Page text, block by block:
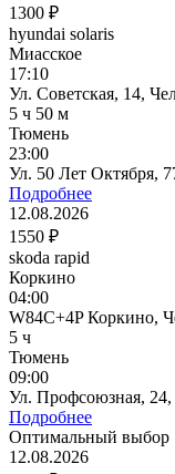
1300 ₽
hyundai solaris
Миасское
17:10
Ул. Советская, 14,
5 ч 50 м
Тюмень
23:00
Ул. 50 Лет Октября,
Подробнее
12.08.2026
1550 ₽
skoda rapid
Коркино
04:00
W84C+4P Коркино,
5 ч
Тюмень
09:00
Ул. Профсоюзная,
Подробнее
Оптимальный выбор
12.08.2026